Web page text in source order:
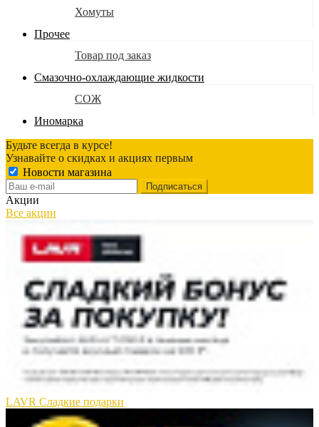
Хомуты
Прочее
Товар под заказ
Смазочно-охлаждающие жидкости
СОЖ
Иномарка
Будьте всегда в курсе!
Узнавайте о скидках и акциях первым
Новости магазина
Акции
Все акции
LAVR Сладкие подарки